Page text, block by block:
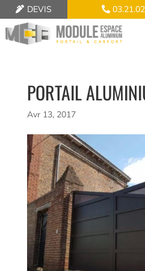
DEVIS
PORTAIL
Avr 13, 2017